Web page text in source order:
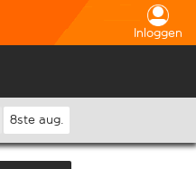
Inloggen
8ste aug.